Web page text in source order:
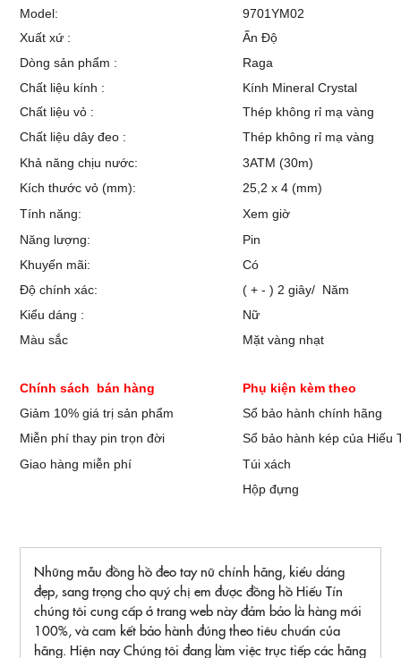
Model:
9701YM02
Xuất xứ :
Ấn Độ
Dòng sản phẩm :
Raga
Chất liệu kính :
Kính Mineral Crystal
Chất liệu vỏ :
Thép không rỉ mạ vàng
Chất liệu dây đeo :
Thép không rỉ mạ vàng
Khả năng chịu nước:
3ATM (30m)
Kích thước vỏ (mm):
25,2 x 4 (mm)
Tính năng:
Xem giờ
Năng lượng:
Pin
Khuyến mãi:
Có
Độ chính xác:
( + - ) 2 giây/ Năm
Kiểu dáng :
Nữ
Màu sắc
Mặt vàng nhạt
Chính sách bán hàng
Phụ kiện kèm theo
Giảm 10% giá trị sản phẩm
Sổ bảo hành chính hãng
Miễn phí thay pin trọn đời
Sổ bảo hành kép của Hiếu
Giao hàng miễn phí
Túi xách
Hộp đựng
Những mẫu đồng hồ đeo tay nữ chính hãng, kiểu dáng
đẹp, sang trọng cho quý chị em được đồng hồ Hiếu Tín
chúng tôi cung cấp ở trang web này đảm bảo là hàng mới
100%, và cam kết bảo hành đúng theo tiêu chuẩn của
hãng. Hiện nay Chúng tôi đang làm việc trục tiếp các hãng